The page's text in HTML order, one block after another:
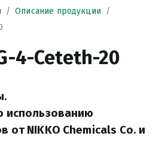
Описание продукции
4-Ceteth-20
использованию
от NIKKO Chemicals Co. и